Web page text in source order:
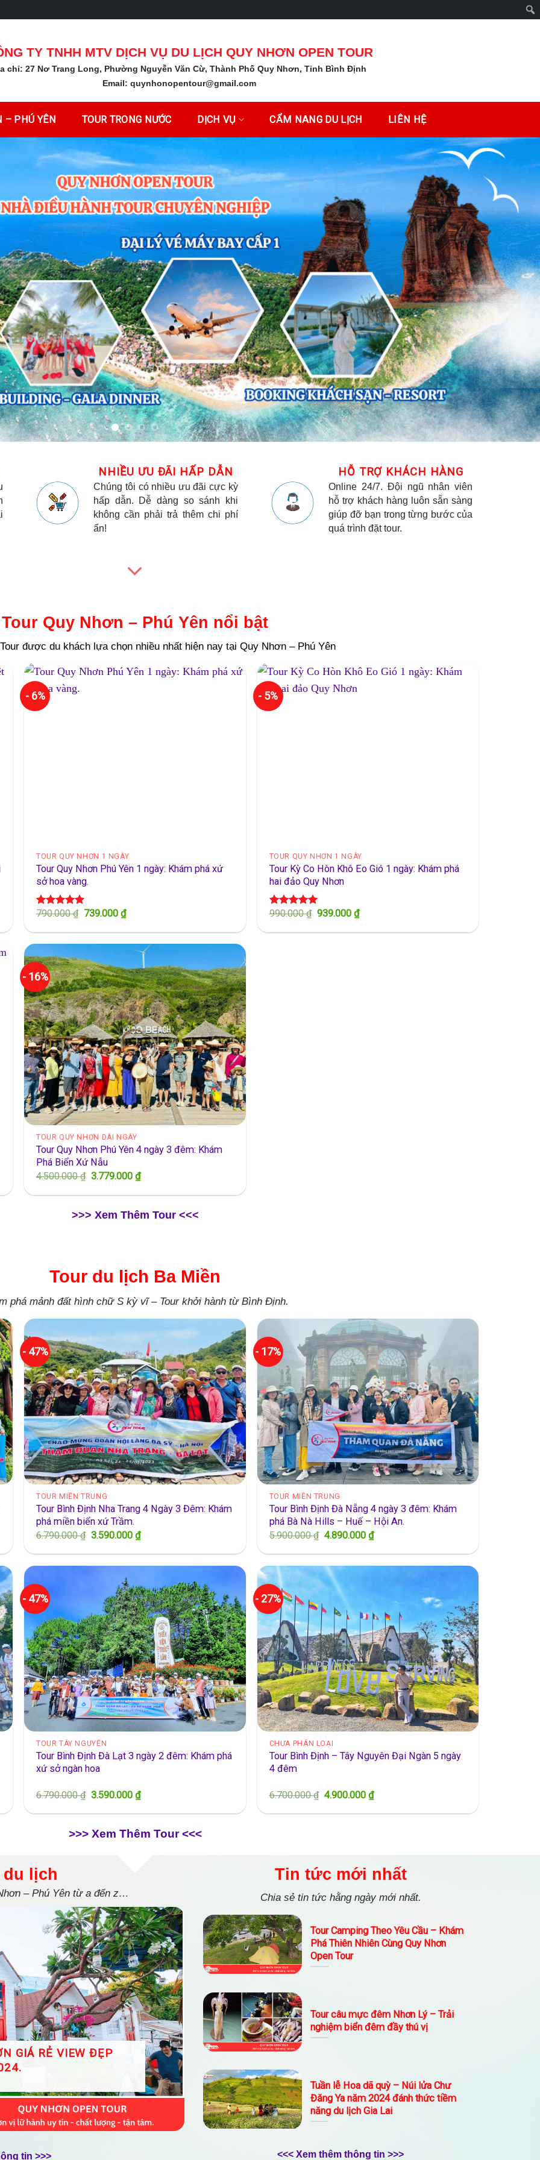
TY TNHH MTV DỊCH VỤ DU LỊCH QUY NHƠN OPEN TOUR
chỉ: 27 Nơ Trang Long, Phường Nguyễn Văn Cừ, Thành Phố Quy Nhơn, Tỉnh Bình Định
Email: quynhonopentour@gmail.com
– PHÚ YÊN TOUR TRONG NƯỚC DỊCH VỤ CẨM NANG DU LỊCH LIÊN HỆ
NHIỀU ƯU ĐÃI HẤP DẪN
Chúng tôi có nhiều ưu đãi cực kỳ
hấp dẫn. Dễ dàng so sánh khi
không cần phải trả thêm chi phí
ẩn!
HỖ TRỢ KHÁCH HÀNG
Online 24/7. Đội ngũ nhân viên
hỗ trợ khách hàng luôn sẵn sàng
giúp đỡ bạn trong từng bước của
quá trình đặt tour.
Tour Quy Nhơn – Phú Yên nổi bật
được du khách lựa chọn nhiều nhất hiện nay tại Quy Nhơn – Phú Yên
- 6%
TOUR QUY NHƠN 1 NGÀY
Tour Quy Nhơn Phú Yên 1 ngày: Khám phá xứ
sở hoa vàng.
Được xếp
5.00
790.000 ₫ Giá
gốc
739.000 ₫Giá
hiện
739.000 ₫.
- 5%
TOUR QUY NHƠN 1 NGÀY
Tour Kỳ Co Hòn Khô Eo Gió 1 ngày: Khám phá
hai đảo Quy Nhơn
Được xếp
5.00
990.000 ₫ Giá
gốc
939.000 ₫Giá
hiện
- 16%
TOUR QUY NHƠN DÀI NGÀY
Tour Quy Nhơn Phú Yên 4 ngày 3 đêm: Khám
Phá Biển Xứ Nẫu
4.500.000 ₫ Giá
gốc
3.779.000 ₫Giá
hiện
3.779.000 ₫.
>>> Xem Thêm Tour <<<
Tour du lịch Ba Miền
phá mảnh đất hình chữ S kỳ vĩ – Tour khởi hành từ Bình Định.
- 47%
TOUR MIỀN TRUNG
Tour Bình Định Nha Trang 4 Ngày 3 Đêm: Khám
phá miền biển xứ Trầm.
6.790.000 ₫ Giá
gốc
3.590.000 ₫Giá
hiện
- 17%
TOUR MIỀN TRUNG
Tour Bình Định Đà Nẵng 4 ngày 3 đêm: Khám
phá Bà Nà Hills – Huế – Hội An.
5.900.000 ₫ Giá
gốc
4.890.000 ₫Giá
hiện
- 47%
TOUR TÂY NGUYÊN
Tour Bình Định Đà Lạt 3 ngày 2 đêm: Khám phá
xứ sở ngàn hoa
6.790.000 ₫ Giá
gốc
3.590.000 ₫Giá
hiện
3.590.000 ₫.
- 27%
CHƯA PHÂN LOẠI
Tour Bình Định – Tây Nguyên Đại Ngàn 5 ngày
4 đêm
6.700.000 ₫ Giá
gốc
4.900.000 ₫Giá
hiện
>>> Xem Thêm Tour <<<
du lịch
– Phú Yên từ a đến z…
GIÁ RẺ VIEW ĐẸP
tin >>>
Tin tức mới nhất
Chia sẻ tin tức hằng ngày mới nhất.
Tour Camping Theo Yêu Cầu – Khám
Phá Thiên Nhiên Cùng Quy Nhơn
Open Tour
Tour câu mực đêm Nhơn Lý – Trải
nghiệm biển đêm đầy thú vị
Tuần lễ Hoa dã quỳ – Núi lửa Chư
Đăng Ya năm 2024 đánh thức tiềm
năng du lịch Gia Lai
<<< Xem thêm thông tin >>>